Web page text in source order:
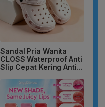
Sandal Pria Wanita
CLOSS Waterproof Anti
Slip Cepat Kering Anti...